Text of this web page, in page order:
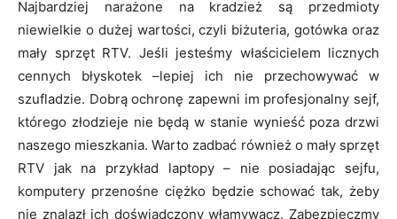
Najbardziej narażone na kradzież są przedmioty
niewielkie o dużej wartości, czyli biżuteria, gotówka oraz
mały sprzęt RTV. Jeśli jesteśmy właścicielem licznych
cennych błyskotek –lepiej ich nie przechowywać w
szufladzie. Dobrą ochronę zapewni im profesjonalny sejf,
którego złodzieje nie będą w stanie wynieść poza drzwi
naszego mieszkania. Warto zadbać również o mały sprzęt
RTV jak na przykład laptopy – nie posiadając sejfu,
komputery przenośne ciężko będzie schować tak, żeby
nie znalazł ich doświadczony włamywacz. Zabezpieczmy